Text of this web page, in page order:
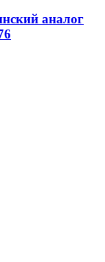
аналог